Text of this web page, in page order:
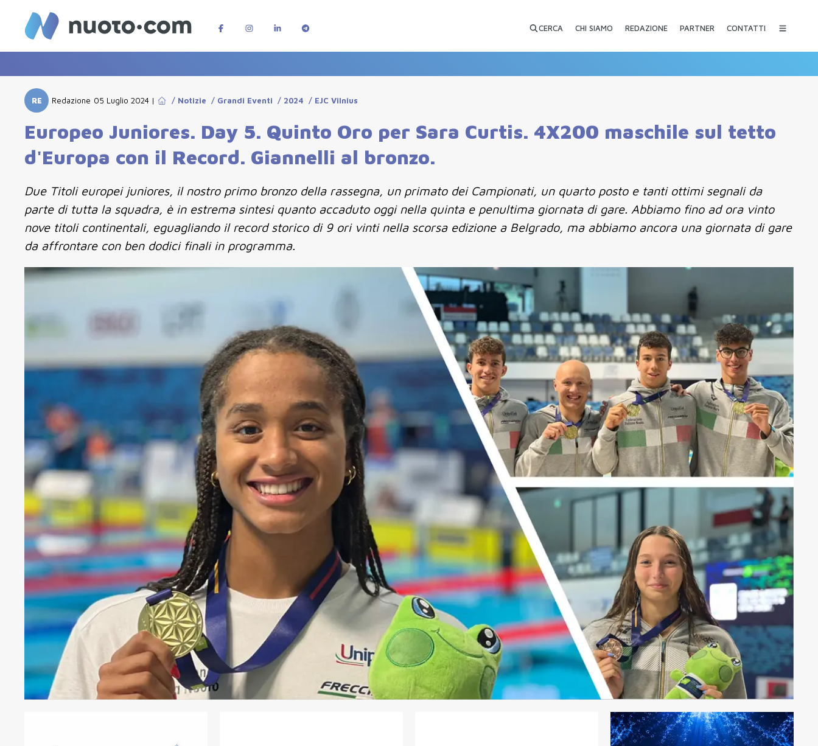
CERCA CHI SIAMO REDAZIONE PARTNER CONTATTI
RE Redazione 05 Luglio 2024 | / Notizie / Grandi Eventi / 2024 / EJC Vilnius
Europeo Juniores. Day 5. Quinto Oro per Sara Curtis. 4X200 maschile sul tetto
d'Europa con il Record. Giannelli al bronzo.
Due Titoli europei juniores, il nostro primo bronzo della rassegna, un primato dei Campionati, un quarto posto e tanti ottimi segnali da
parte di tutta la squadra, è in estrema sintesi quanto accaduto oggi nella quinta e penultima giornata di gare. Abbiamo fino ad ora vinto
nove titoli continentali, eguagliando il record storico di 9 ori vinti nella scorsa edizione a Belgrado, ma abbiamo ancora una giornata di gare
da affrontare con ben dodici finali in programma.